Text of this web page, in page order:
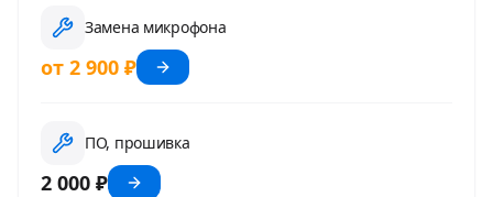
Замена микрофона
от 2 900 ₽
ПО, прошивка
2 000 ₽